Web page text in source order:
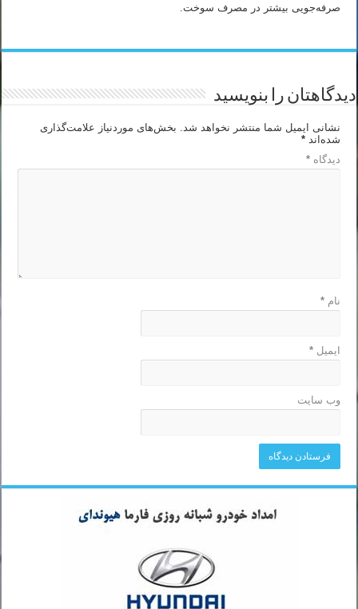
صرفه‌جویی بیشتر در مصرف سوخت.
دیدگاهتان را بنویسید
نشانی ایمیل شما منتشر نخواهد شد. بخش‌های موردنیاز علامت‌گذاری
شده‌اند*
دیدگاه*
نام*
ایمیل*
وب‌ سایت